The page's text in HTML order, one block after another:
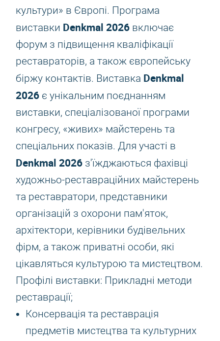
культури» в Європі. Програма
виставки Denkmal 2026 включає
форум з підвищення кваліфікації
реставраторів, а також європейську
біржу контактів. Виставка Denkmal
2026 є унікальним поєднанням
виставки, спеціалізованої програми
конгресу, «живих» майстерень та
спеціальних показів. Для участі в
Denkmal 2026 з'їжджаються фахівці
художньо-реставраційних майстерень
та реставратори, представники
організацій з охорони пам'яток,
архітектори, керівники будівельних
фірм, а також приватні особи, які
цікавляться культурою та мистецтвом.
Профілі виставки: Прикладні методи
реставрації;
Консервація та реставрація
предметів мистецтва та культурних